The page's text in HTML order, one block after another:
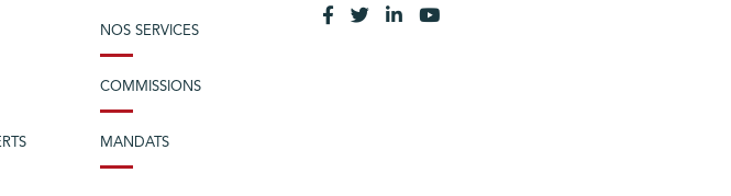
NOS SERVICES
COMMISSIONS
MANDATS